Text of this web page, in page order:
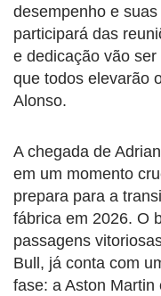
desempenho e
participará das
e dedicação vão
que todos elevarão
Alonso.
A chegada de
em um momento
prepara para a
fábrica em 2026. O
passagens
Bull, já conta com
fase: a Aston